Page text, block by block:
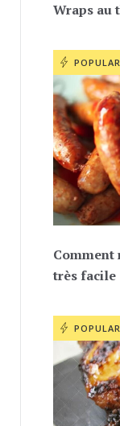
Wraps au
POPULAR
Comment
très facile
POPULAR